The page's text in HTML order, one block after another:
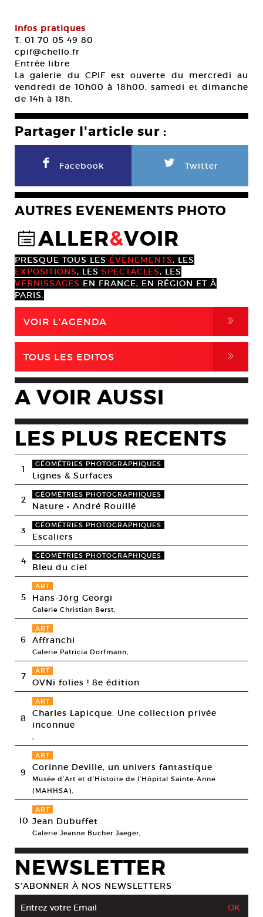
Infos pratiques
T. 01 70 05 49 80
cpif@chello.fr
Entrée libre
La galerie du CPIF est ouverte du mercredi au
vendredi de 10h00 à 18h00, samedi et dimanche
de 14h à 18h.
Partager l'article sur :
F Facebook L Twitter
AUTRES EVENEMENTS PHOTO
@ALLER&VOIR
PRESQUE TOUS LES ÉVÈNEMENTS, LES
EXPOSITIONS, LES SPECTACLES, LES
VERNISSAGES EN FRANCE, EN RÉGION ET À
PARIS.
VOIR L'AGENDA ,
TOUS LES EDITOS ,
A VOIR AUSSI
LES PLUS RECENTS
1 GÉOMÉTRIES PHOTOGRAPHIQUES
Lignes & Surfaces
2 GÉOMÉTRIES PHOTOGRAPHIQUES
Nature • André Rouillé
3 GÉOMÉTRIES PHOTOGRAPHIQUES
Escaliers
4 GÉOMÉTRIES PHOTOGRAPHIQUES
Bleu du ciel
5
ART
Hans-Jörg Georgi
Galerie Christian Berst,
6
ART
Affranchi
Galerie Patricia Dorfmann,
7 ART
OVNi folies ! 8e édition
8
ART
Charles Lapicque. Une collection privée
inconnue
,
9
ART
Corinne Deville, un univers fantastique
Musée d’Art et d’Histoire de l’Hôpital Sainte-Anne
(MAHHSA),
10
ART
Jean Dubuffet
Galerie Jeanne Bucher Jaeger,
NEWSLETTER
S’ABONNER À NOS NEWSLETTERS